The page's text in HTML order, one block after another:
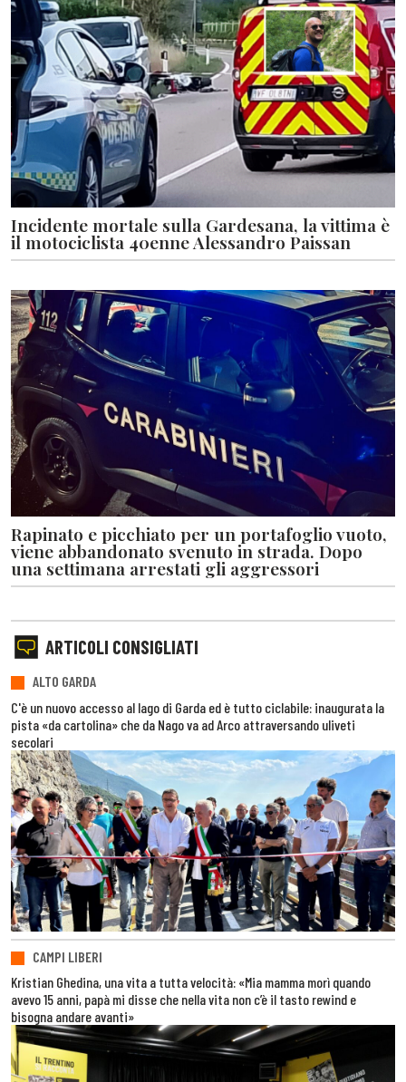
Incidente mortale sulla Gardesana, la vittima è
il motociclista 40enne Alessandro Paissan
Rapinato e picchiato per un portafoglio vuoto,
viene abbandonato svenuto in strada. Dopo
una settimana arrestati gli aggressori
ARTICOLI CONSIGLIATI
ALTO GARDA
C'è un nuovo accesso al lago di Garda ed è tutto ciclabile: inaugurata la
pista «da cartolina» che da Nago va ad Arco attraversando uliveti
secolari
CAMPI LIBERI
Kristian Ghedina, una vita a tutta velocità: «Mia mamma morì quando
avevo 15 anni, papà mi disse che nella vita non c’è il tasto rewind e
bisogna andare avanti»